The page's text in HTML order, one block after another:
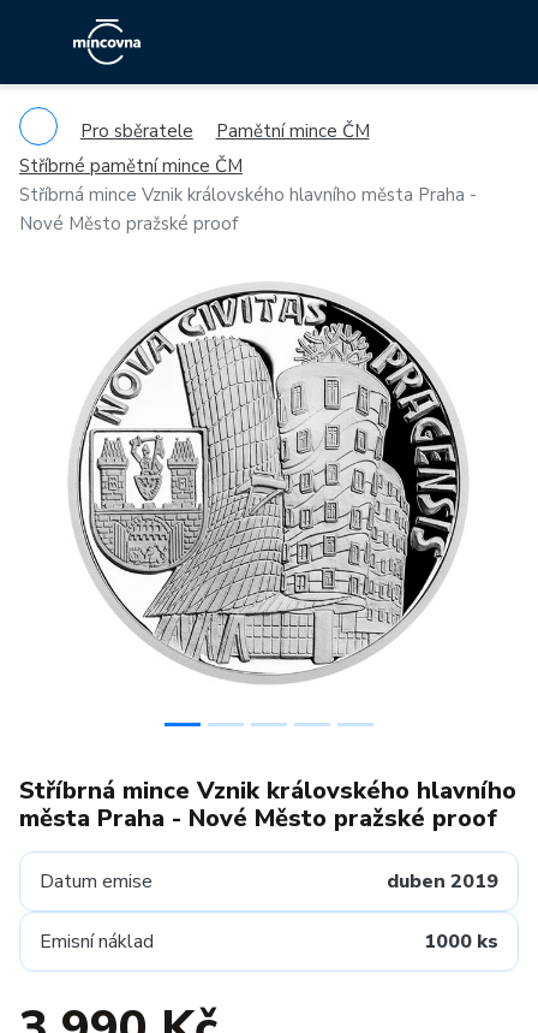
Pro sběratele
Pamětní mince ČM
Stříbrné pamětní mince ČM
Stříbrná mince Vznik královského hlavního města Praha -
Nové Město pražské proof
Previous
Stříbrná mince Vznik královského hlavního
města Praha - Nové Město pražské proof
Datum emise duben 2019
Emisní náklad 1000 ks